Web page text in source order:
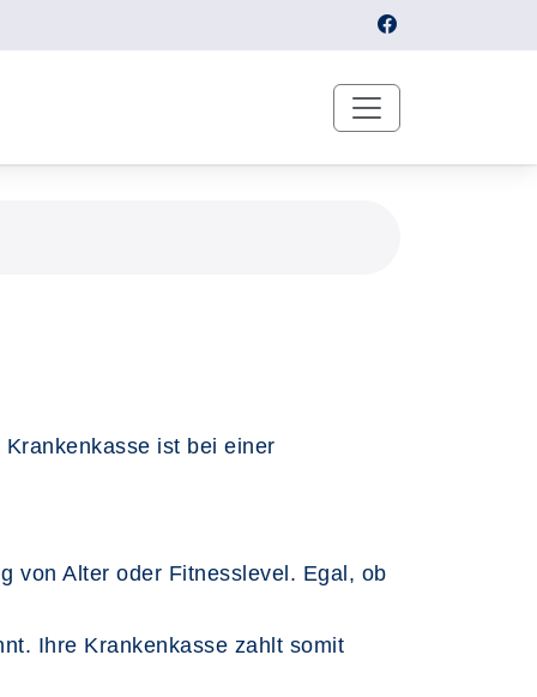
ist bei einer
von Alter oder Fitnesslevel. Egal, ob
Ihre Krankenkasse zahlt somit